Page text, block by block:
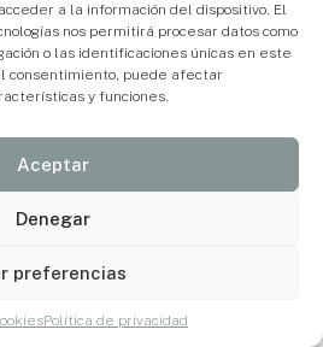
a la información del dispositivo. El
nos permitirá procesar datos como
o las identificaciones únicas en este
consentimiento, puede afectar
y funciones.
Aceptar
Denegar
preferencias
Política de privacidad